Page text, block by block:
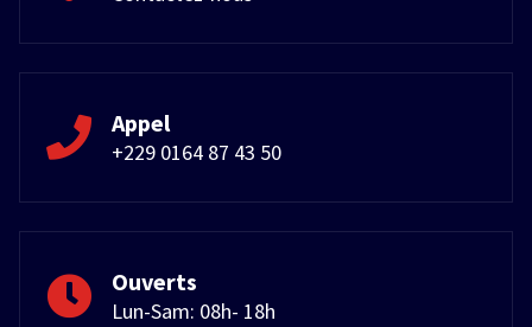
Appel
+229 0164 87 43 50
Ouverts
Lun-Sam: 08h- 18h